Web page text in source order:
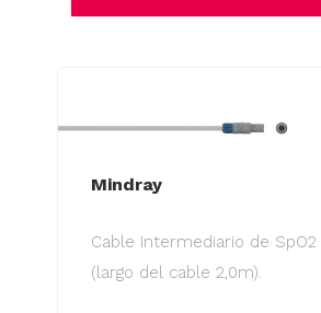
Mindray
Cable Intermediario de SpO2
(largo del cable 2,0m).